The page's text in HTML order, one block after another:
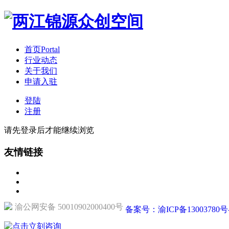
首页Portal
行业动态
关于我们
申请入驻
登陆
注册
请先登录后才能继续浏览
友情链接
渝公网安备 50010902000400号 备案号：渝ICP备13003780